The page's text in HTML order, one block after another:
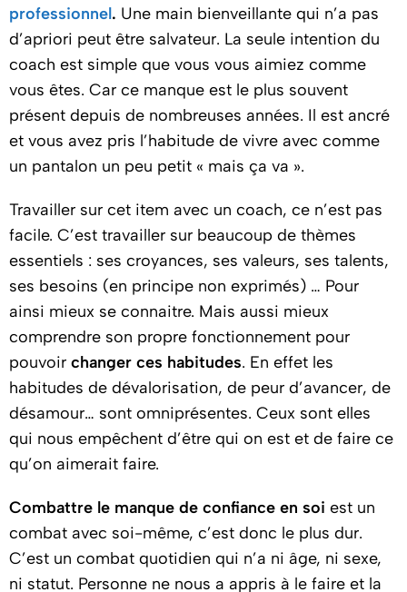
professionnel. Une main bienveillante qui n’a pas
d’apriori peut être salvateur. La seule intention du
coach est simple que vous vous aimiez comme
vous êtes. Car ce manque est le plus souvent
présent depuis de nombreuses années. Il est ancré
et vous avez pris l’habitude de vivre avec comme
un pantalon un peu petit « mais ça va ».
Travailler sur cet item avec un coach, ce n’est pas
facile. C’est travailler sur beaucoup de thèmes
essentiels : ses croyances, ses valeurs, ses talents,
ses besoins (en principe non exprimés) … Pour
ainsi mieux se connaitre. Mais aussi mieux
comprendre son propre fonctionnement pour
pouvoir changer ces habitudes. En effet les
habitudes de dévalorisation, de peur d’avancer, de
désamour… sont omniprésentes. Ceux sont elles
qui nous empêchent d’être qui on est et de faire ce
qu’on aimerait faire.
Combattre le manque de confiance en soi est un
combat avec soi-même, c’est donc le plus dur.
C’est un combat quotidien qui n’a ni âge, ni sexe,
ni statut. Personne ne nous a appris à le faire et la